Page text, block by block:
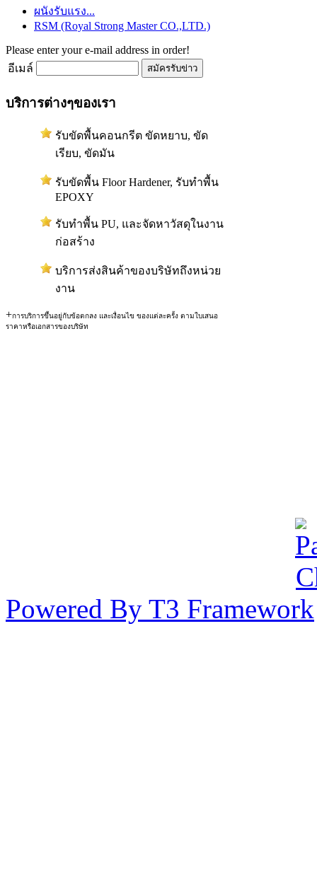
ผนังรับแรง...
RSM (Royal Strong Master CO.,LTD.)
Please enter your e-mail address in order!
อีเมล์
บริการต่างๆของเรา
รับขัดพื้นคอนกรีต ขัดหยาบ, ขัด
เรียบ, ขัดมัน
รับขัดพื้น Floor Hardener, รับทำพื้น
EPOXY
รับทำพื้น PU, และจัดหาวัสดุในงาน
ก่อสร้าง
บริการส่งสินค้าของบริษัทถึงหน่วย
งาน
+การบริการขึ้นอยู่กับข้อตกลง และเงื่อนไข ของแต่ละครั้ง ตามใบเสนอ
ราคาหรือเอกสารของบริษัท
Powered By T3 Framework